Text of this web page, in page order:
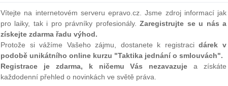
77
ZÁKON
ze dne 20. března 1997
o státním podniku
Vítejte na internetovém serveru epravo.cz. Jsme zdroj informací jak
pro laiky, tak i pro právníky profesionály.Zaregistrujte se u nás a
získejte zdarma řadu výhod.
Protože si vážíme Vašeho zájmu, dostanete k registracidárek v
podobě unikátního online kurzu "Taktika jednání o smlouvách".
Registrace je zdarma, k ničemu Vás nezavazuje a získáte
každodenní přehled o novinkách ve světě práva.